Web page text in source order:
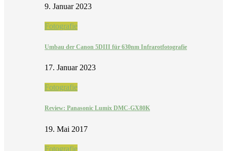
9. Januar 2023
Fotografie
Umbau der Canon 5DIII für 630nm Infrarotfotografie
17. Januar 2023
Fotografie
Review: Panasonic Lumix DMC-GX80K
19. Mai 2017
Fotografie